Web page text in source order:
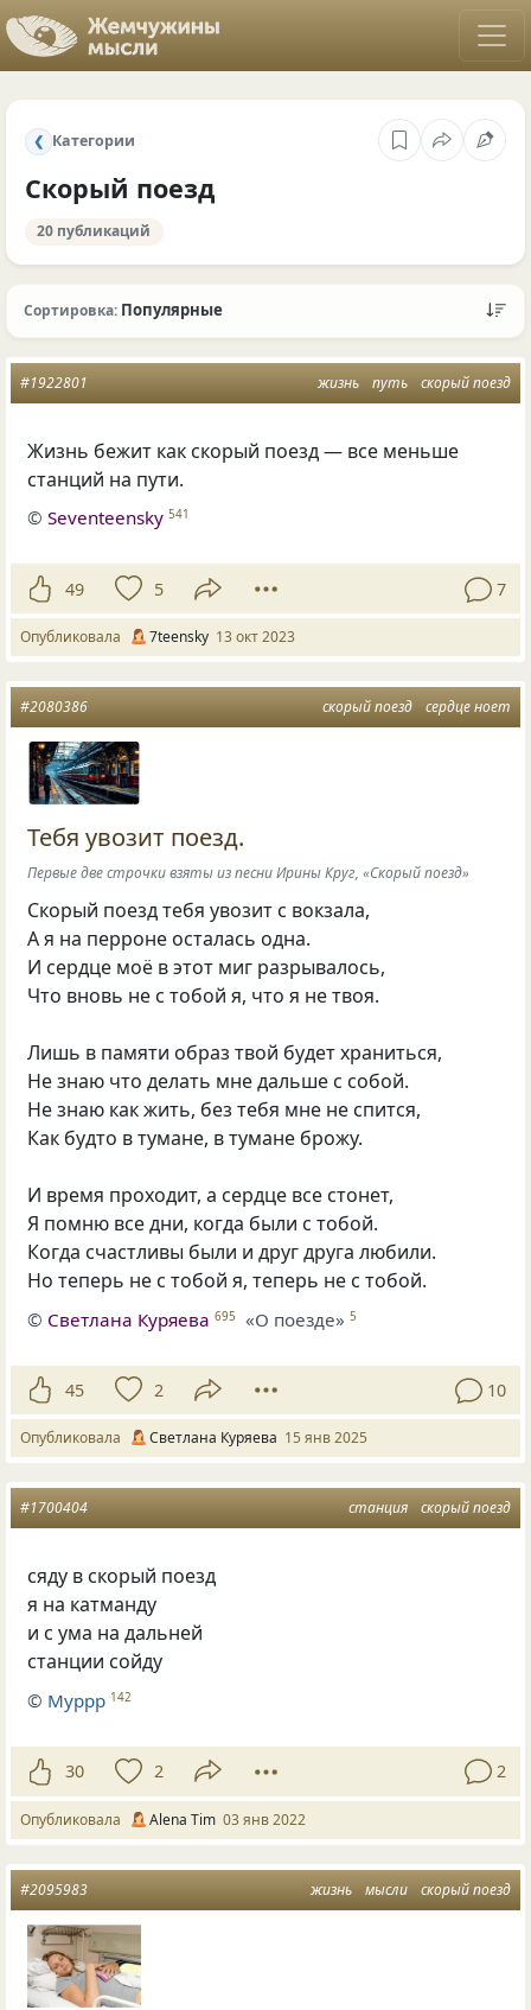
❮ Категории
Скорый поезд
20 публикаций
Сортировка: Популярные
жизнь путь скорый поезд
#1922801
Жизнь бежит как скорый поезд — все меньше
станций на пути.
©Seventeensky 541
49 5 7
Опубликовала 7teensky 13 окт 2023
скорый поезд сердце ноет
#2080386
Тебя увозит поезд.
Первые две строчки взяты из песни Ирины Круг, «Скорый поезд»
Скорый поезд тебя увозит с вокзала,
А я на перроне осталась одна.
И сердце моё в этот миг разрывалось,
Что вновь не с тобой я, что я не твоя.
Лишь в памяти образ твой будет храниться,
Не знаю что делать мне дальше с собой.
Не знаю как жить, без тебя мне не спится,
Как будто в тумане, в тумане брожу.
И время проходит, а сердце все стонет,
Я помню все дни, когда были с тобой.
Когда счастливы были и друг друга любили.
Но теперь не с тобой я, теперь не с тобой.
© Светлана Куряева 695 «О поезде» 5
45 2 10
Опубликовала Светлана Куряева 15 янв 2025
станция скорый поезд
#1700404
сяду в скорый поезд
я на катманду
и с ума на дальней
станции сойду
© Муррр 142
30 2 2
Опубликовала Alena Tim 03 янв 2022
жизнь мысли скорый поезд
#2095983